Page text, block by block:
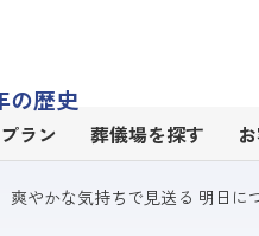
の歴史
ラン 葬儀場を探す
爽やかな気持ちで見送る 明日に